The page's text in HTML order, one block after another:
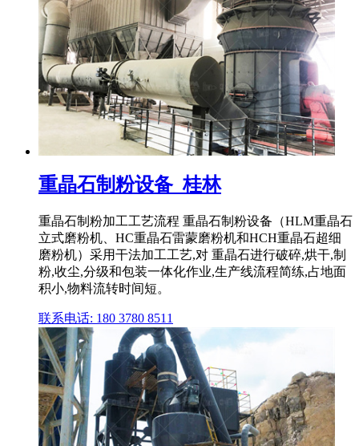
重晶石制粉设备_桂林
重晶石制粉加工工艺流程 重晶石制粉设备（HLM重晶石
立式磨粉机、HC重晶石雷蒙磨粉机和HCH重晶石超细
磨粉机）采用干法加工工艺,对 重晶石进行破碎,烘干,制
粉,收尘,分级和包装一体化作业,生产线流程简练,占地面
积小,物料流转时间短。
联系电话: 180 3780 8511